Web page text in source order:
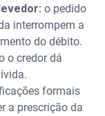
o pedido
interrompem a
do débito.
o credor dá
formais
a prescrição da